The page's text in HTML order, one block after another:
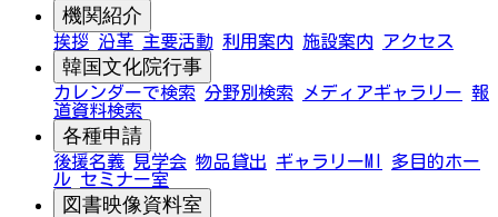
機関紹介
挨拶 沿革 主要活動 利用案内 施設案内 アクセス
韓国文化院行事
カレンダーで検索 分野別検索 メディアギャラリー 報
道資料検索
各種申請
後援名義 見学会 物品貸出 ギャラリーMI
多目的ホー
ル セミナー室
図書映像資料室